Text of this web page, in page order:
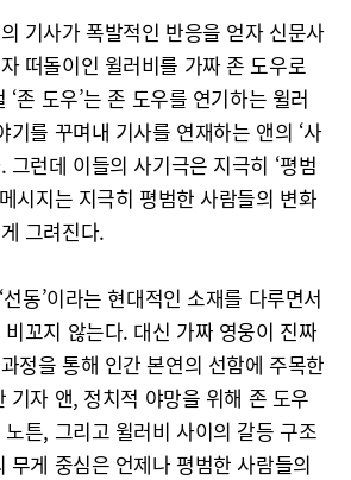
기사가 폭발적인 반응을 얻자 신문사
떠돌이인 윌러비를 가짜 존 도우로
존 도우’는 존 도우를 연기하는 윌러
기를 꾸며내 기사를 연재하는 앤의 ‘사
그런데 이들의 사기극은 지극히 ‘평범
시지는 지극히 평범한 사람들의 변화
그려진다.
선동’이라는 현대적인 소재를 다루면서
꼬지 않는다. 대신 가짜 영웅이 진짜
정을 통해 인간 본연의 선함에 주목한
기자 앤, 정치적 야망을 위해 존 도우
튼, 그리고 윌러비 사이의 갈등 구조
무게 중심은 언제나 평범한 사람들의